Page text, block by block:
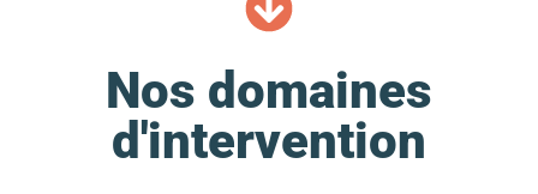
Nos domaines
d'intervention